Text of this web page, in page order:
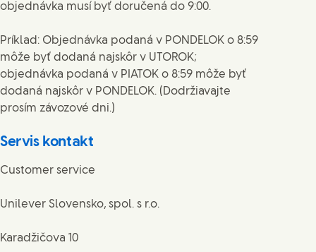
objednávka musí byť doručená do 9:00.
Príklad: Objednávka podaná v PONDELOK o 8:59
môže byť dodaná najskôr v UTOROK;
objednávka podaná v PIATOK o 8:59 môže byť
dodaná najskôr v PONDELOK. (Dodržiavajte
prosím závozové dni.)
Servis kontakt
Customer service
Unilever Slovensko, spol. s r.o.
Karadžičova 10